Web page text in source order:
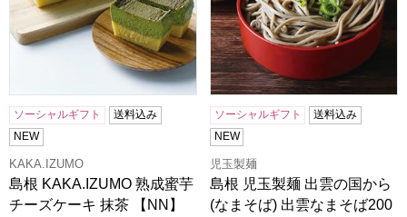
ソーシャルギフト
送料込み
NEW
KAKA.IZUMO
島根 KAKA.IZUMO 熟成蜜芋
チーズケーキ 抹茶 【NN】
ソーシャルギフト
送料込み
NEW
児玉製麺
島根 児玉製麺 出雲の国から
(なまそば) 出雲なまそば200